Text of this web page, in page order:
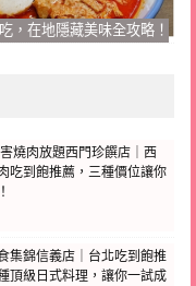
，在地隱藏美味全攻略！
燒肉放題西門珍饌店｜西
吃到飽推薦，三種價位讓你
集錦信義店｜台北吃到飽推
頂級日式料理，讓你一試成